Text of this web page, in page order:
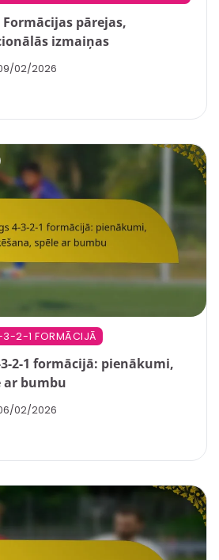
Formācijas pārejas,
izmaiņas
02/2026
3-2-1 FORMĀCIJĀ
2-1 formācijā: pienākumi,
ar bumbu
02/2026